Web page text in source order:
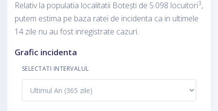
Relativ la populatia localitatii Botești de 5.098 locuitori3,
putem estima pe baza ratei de incidenta ca in ultimele
14 zile nu au fost inregistrate cazuri.
Grafic incidenta
SELECTATI INTERVALUL